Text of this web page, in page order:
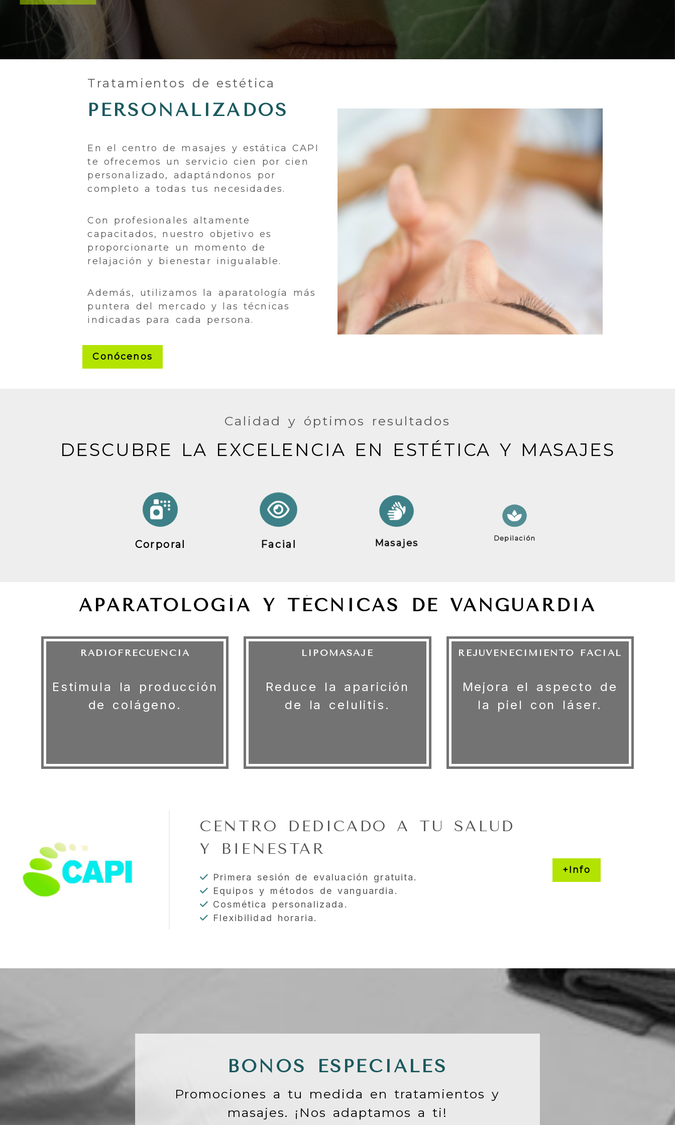
Centro de estética en A Coruña
Tratamientos de estética
PERSONALIZADOS
En el centro de masajes y estática CAPI
te ofrecemos un servicio cien por cien
personalizado, adaptándonos por
completo a todas tus necesidades.
Con profesionales altamente
capacitados, nuestro objetivo es
proporcionarte un momento de
relajación y bienestar inigualable.
Además, utilizamos la aparatología más
puntera del mercado y las técnicas
indicadas para cada persona.
Conócenos
Calidad y óptimos resultados
DESCUBRE LA EXCELENCIA EN ESTÉTICA Y MASAJES
Corporal Facial Masajes Depilación
APARATOLOGÍA Y TÉCNICAS DE VANGUARDIA
RADIOFRECUENCIA
Estimula la producción
de colágeno.
LIPOMASAJE
Reduce la aparición
de la celulitis.
REJUVENECIMIENTO FACIAL
Mejora el aspecto de
la piel con láser.
CENTRO DEDICADO A TU SALUD
Y BIENESTAR
Primera sesión de evaluación gratuita.
Equipos y métodos de vanguardia.
Cosmética personalizada.
Flexibilidad horaria.
+Info
BONOS ESPECIALES
Promociones a tu medida en tratamientos y
masajes. ¡Nos adaptamos a ti!